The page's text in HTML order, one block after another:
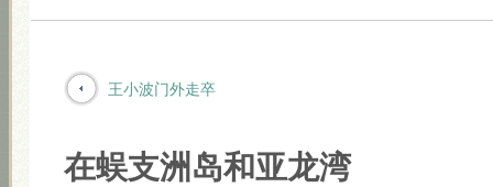
王小波门外走卒
在蜈支洲岛和亚龙湾